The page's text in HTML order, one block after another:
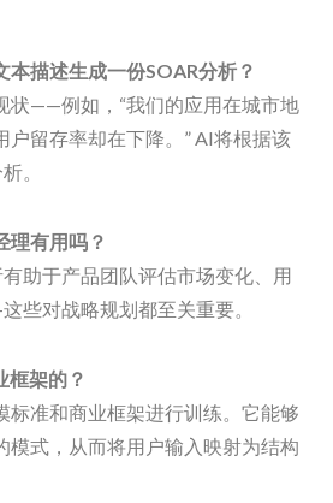
本描述生成一份SOAR分析？
状——例如，“我们的应用在城市地
户留存率却在下降。” AI将根据该
。
理有用吗？
助于产品团队评估市场变化、用
些对战略规划都至关重要。
框架的？
标准和商业框架进行训练。它能够
模式，从而将用户输入映射为结构